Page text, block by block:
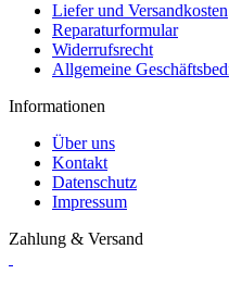
Defektes Produkt
Liefer und Versandkosten
Reparaturformular
Widerrufsrecht
Über uns
Kontakt
Datenschutz